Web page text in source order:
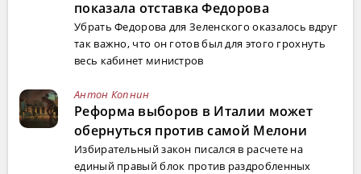
показала отставка Федорова
Убрать Федорова для Зеленского оказалось вдруг
так важно, что он готов был для этого грохнуть
весь кабинет министров
Антон Копнин
Реформа выборов в Италии может
обернуться против самой Мелони
Избирательный закон писался в расчете на
единый правый блок против раздробленных